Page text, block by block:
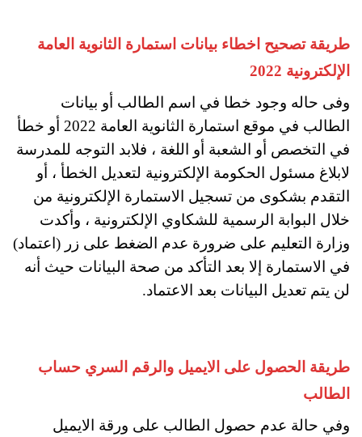
طريقة تصحيح اخطاء بيانات استمارة الثانوية العامة
الإلكترونية 2022
وفى حاله وجود خطا في اسم الطالب أو بيانات
الطالب في موقع استمارة الثانوية العامة 2022 أو خطأ
في التخصص أو الشعبة أو اللغة ، فلابد التوجه للمدرسة
لابلاغ مسئول الحكومة الإلكترونية لتعديل الخطأ ، أو
التقدم بشكوى من تسجيل الاستمارة الإلكترونية من
خلال البوابة الرسمية للشكاوي الإلكترونية ، وأكدت
وزارة التعليم على ضرورة عدم الضغط على زر (اعتماد)
في الاستمارة إلا بعد التأكد من صحة البيانات حيث أنه
لن يتم تعديل البيانات بعد الاعتماد.
طريقة الحصول على الايميل والرقم السري حساب
الطالب
وفي حالة عدم حصول الطالب على ورقة الايميل